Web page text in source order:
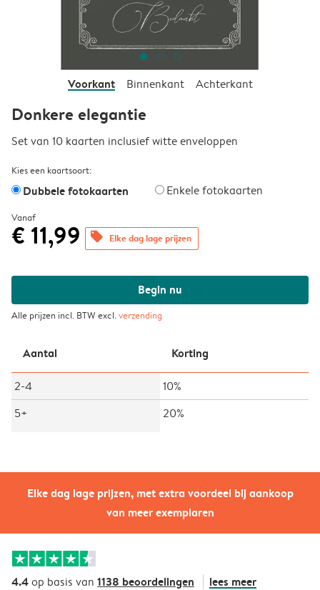
Elke dag lage prijzen, met extra voordeel bij aankoop
van meer exemplaren
Voorkant Binnenkant Achterkant
Donkere elegantie
Set van 10 kaarten inclusief witte enveloppen
Kies een kaartsoort:
Dubbele fotokaarten Enkele fotokaarten
Vanaf
€ 11,99 offers Elke dag lage prijzen
Begin nu
Alle prijzen incl. BTW excl.verzending
Aantal Korting
2-4
10%
5+
20%
4.4op basis van 1138 beoordelingen lees meer